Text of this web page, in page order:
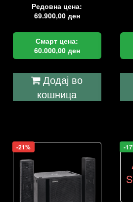
Редовна цена:
69.900,00 ден
Смарт цена:
60.000,00 ден
Додај во
кошница
-21% -